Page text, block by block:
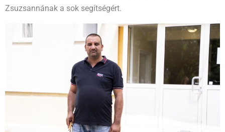
Zsuzsannának a sok segítségért.